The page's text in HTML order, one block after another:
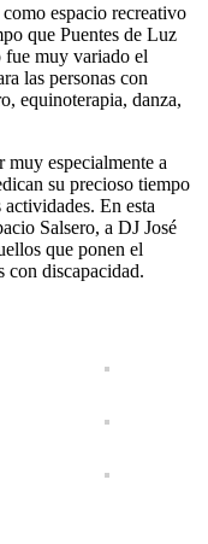
espacio recreativo
que Puentes de Luz
fue muy variado el
las personas con
equinoterapia, danza,
muy especialmente a
su precioso tiempo
En esta
Salsero, a DJ José
que ponen el
con discapacidad.